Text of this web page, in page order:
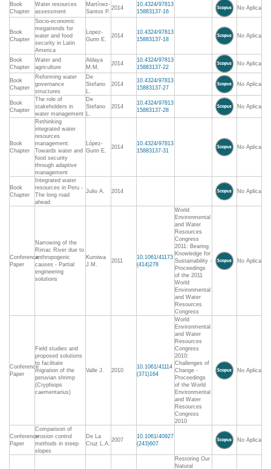
Book
Chapter
Water resources
assessment
Martínez-
Santos P.
2014
10.4324/97813
15883137-16
No Aplica
Book
Chapter
Socio-economic
megatrends for
water and food
security in Latin
America
Lopez-
Gunn E.
2014
10.4324/97813
15883137-18
No Aplica
Book
Chapter
Water and
agriculture
Aldaya
M.M.
2014
10.4324/97813
15883137-22
No Aplica
Book
Chapter
Reforming water
governance
structures
De
Stefano
L.
2014
10.4324/97813
15883137-27
No Aplica
Book
Chapter
The role of
stakeholders in
water management
De
Stefano
L.
2014
10.4324/97813
15883137-28
No Aplica
Book
Chapter
Rethinking
integrated water
resources
management:
Towards water and
food security
through adaptive
management
López-
Gunn E.
2014
10.4324/97813
15883137-31
No Aplica
Book
Chapter
Integrated water
resources in Peru -
The long road
ahead
Julio A. 2014 No Aplica
Conference
Paper
Narrowing of the
Rimac River due to
anthropogenic
causes - Partial
engineering
solutions
Kuroiwa
J.M.
2011
10.1061/41173
(414)278
World
Environmental
and Water
Resources
Congress
2011: Bearing
Knowledge for
Sustainability -
Proceedings
of the 2011
World
Environmental
and Water
Resources
Congress
No Aplica
Conference
Paper
Field studies and
proposed solutions
to facilitate
migration of the
peruvian shrimp
(Cryphiops
caementarius)
Valle J. 2010
10.1061/41114
(371)164
World
Environmental
and Water
Resources
Congress
2010:
Challenges of
Change -
Proceedings
of the World
Environmental
and Water
Resources
Congress
2010
No Aplica
Conference
Paper
Comparison of
erosion control
methods in steep
slopes
De La
Cruz L.A.
2007
10.1061/40927
(243)607
No Aplica
Restoring Our
Natural